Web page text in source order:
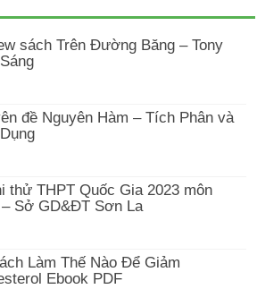
sách Trên Đường Băng – Tony
đề Nguyên Hàm – Tích Phân và
thử THPT Quốc Gia 2023 môn
– Sở GD&ĐT Sơn La
Làm Thế Nào Để Giảm
Ebook PDF